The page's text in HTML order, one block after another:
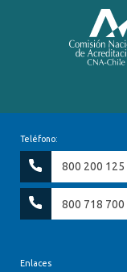
Teléfono:
800 200 125
800 718 700
Enlaces